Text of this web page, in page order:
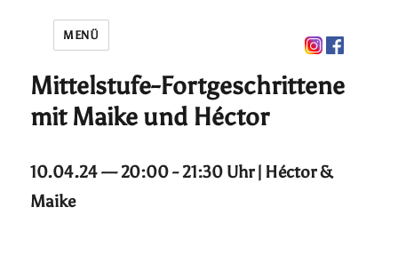
MENÜ
Mittelstufe-Fortgeschrittene
mit Maike und Héctor
10.04.24 — 20:00 - 21:30 Uhr | Héctor &
Maike